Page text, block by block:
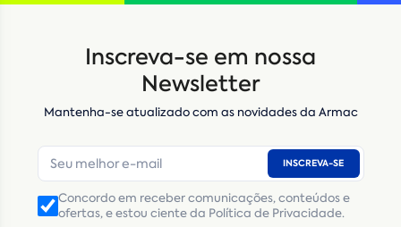
Inscreva-se em nossa
Newsletter
Mantenha-se atualizado com as novidades da Armac
INSCREVA-SE
Concordo em receber comunicações, conteúdos e
ofertas, e estou ciente da Política de Privacidade.
Locação Compra de seminovos
E-mail*
Número de telefone
CNPJ Inscrição Estadual(Produtor Rural)